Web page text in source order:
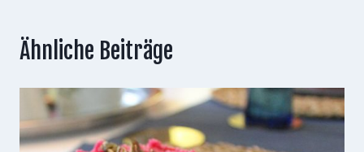
Ähnliche Beiträge